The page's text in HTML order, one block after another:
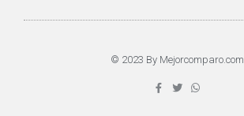
© 2023 By Mejorcomparo.com